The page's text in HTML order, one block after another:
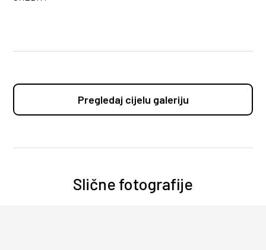
Pregledaj cijelu galeriju
Slične fotografije